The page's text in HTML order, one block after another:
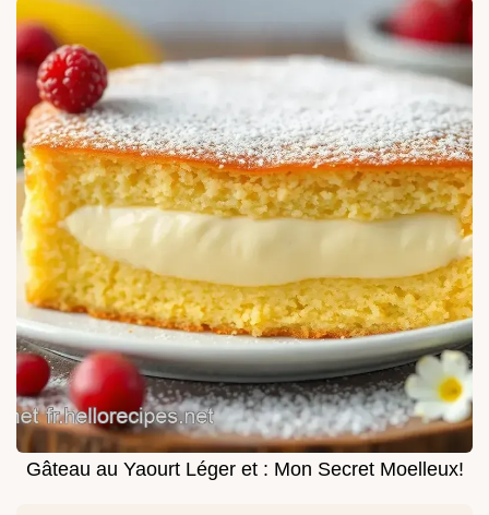
Gâteau au Yaourt Léger et : Mon Secret Moelleux!